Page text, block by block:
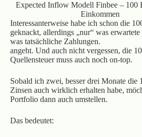
Expected Inflow Modell Finbee – 100
Einkommen
Interessanterweise habe ich schon die
geknackt, allerdings „nur“ was
was tatsächliche Zahlungen.
angeht. Und auch nicht vergessen, die
Quellensteuer muss auch noch on-top.
Sobald ich zwei, besser drei Monate die
Zinsen auch wirklich erhalten habe,
Portfolio dann auch umstellen.
Das bedeutet: